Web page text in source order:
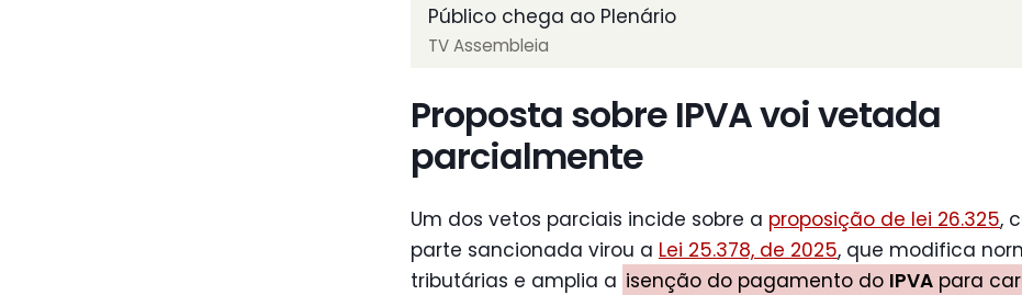
Público chega ao Plenário
TV Assembleia
Proposta sobre IPVA voi vetada
parcialmente
Um dos vetos parciais incide sobre a proposição de lei 26.325,
parte sancionada virou a Lei 25.378, de 2025, que modifica
tributárias e amplia a isenção do pagamento do IPVA para